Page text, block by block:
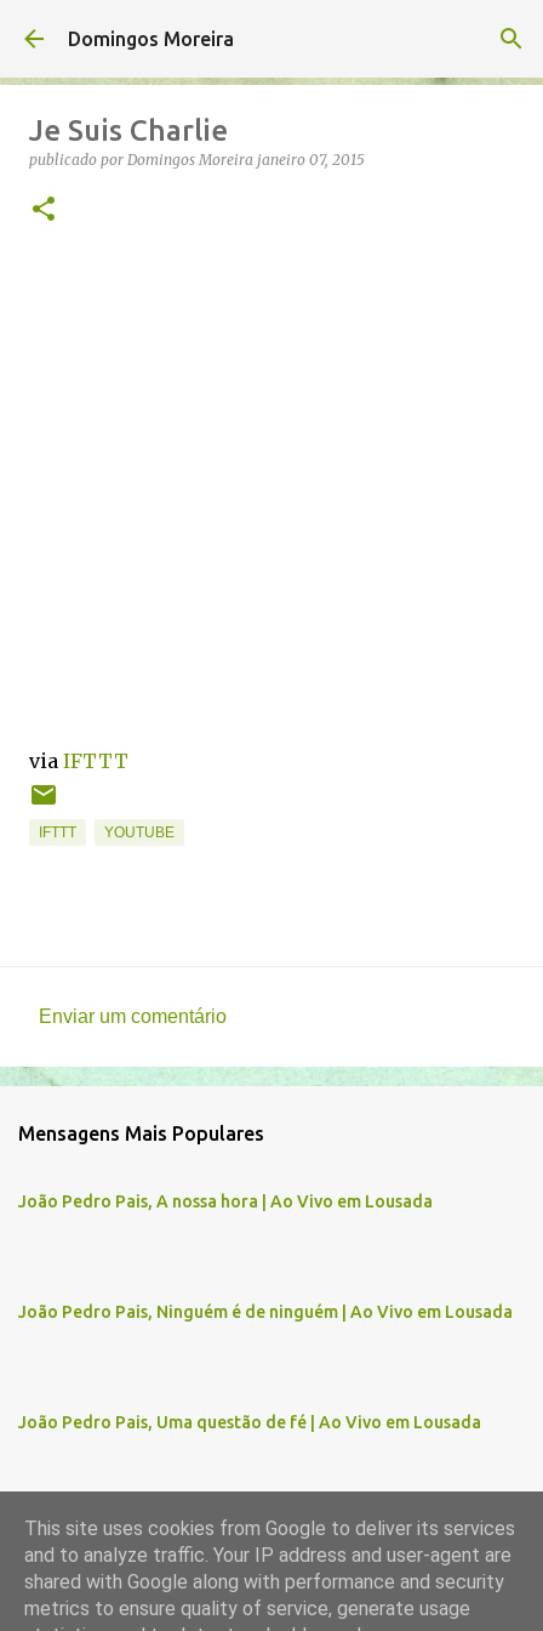
Avançar para o conteúdo principal
Domingos Moreira
Je Suis Charlie
publicado por Domingos Moreira janeiro 07, 2015
via IFTTT
IFTTT YOUTUBE
o
e
t
i
Enviar um comentário
Mensagens Mais Populares
João Pedro Pais, A nossa hora | Ao Vivo em Lousada
João Pedro Pais, Ninguém é de ninguém | Ao Vivo em Lousada
João Pedro Pais, Uma questão de fé | Ao Vivo em Lousada
Com tecnologia do Blogger
Imagens de temas porgaffera
This site uses cookies from Google to deliver its services
and to analyze traffic. Your IP address and user-agent are
shared with Google along with performance and security
metrics to ensure quality of service, generate usage